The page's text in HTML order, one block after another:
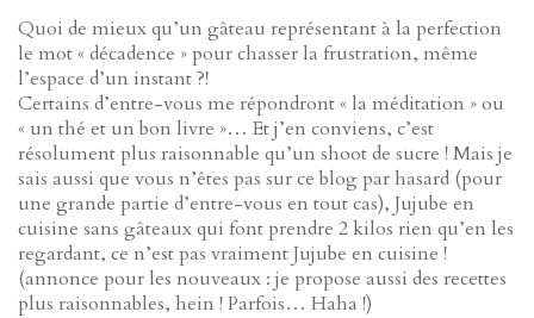
Quoi de mieux qu’un gâteau représentant à la perfection
le mot « décadence » pour chasser la frustration, même
l’espace d’un instant ?!
Certains d’entre-vous me répondront « la méditation » ou
« un thé et un bon livre »… Et j’en conviens, c’est
résolument plus raisonnable qu’un shoot de sucre ! Mais je
sais aussi que vous n’êtes pas sur ce blog par hasard (pour
une grande partie d’entre-vous en tout cas), Jujube en
cuisine sans gâteaux qui font prendre 2 kilos rien qu’en les
regardant, ce n’est pas vraiment Jujube en cuisine !
(annonce pour les nouveaux : je propose aussi des recettes
plus raisonnables, hein ! Parfois… Haha !)